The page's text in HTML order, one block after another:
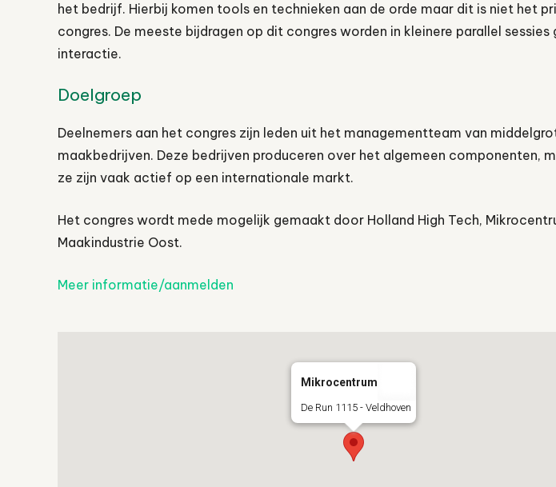
het bedrijf. Hierbij komen tools en technieken aan de orde maar dit is niet het
congres. De meeste bijdragen op dit congres worden in kleinere parallel
interactie.
Doelgroep
Deelnemers aan het congres zijn leden uit het managementteam van
maakbedrijven. Deze bedrijven produceren over het algemeen componenten,
ze zijn vaak actief op een internationale markt.
Het congres wordt mede mogelijk gemaakt door Holland High Tech,
Maakindustrie Oost.
Meer informatie/aanmelden
Mikrocentrum
De Run 1115 - Veldhoven